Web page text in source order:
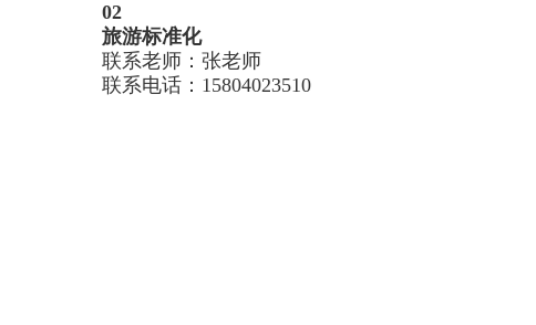
02
旅游标准化
联系老师：张老师
联系电话： 15804023510